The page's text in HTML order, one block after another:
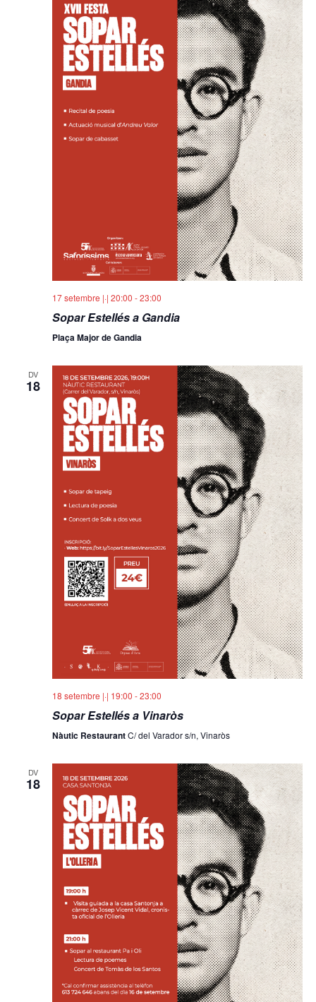
17 setembre |·| 20:00 -23:00
Sopar Estellés a Gandia
Plaça Major de Gandia
DV
18
18 setembre |·| 19:00 -23:00
Sopar Estellés a Vinaròs
Nàutic RestaurantC/ del Varador s/n, Vinaròs
DV
18